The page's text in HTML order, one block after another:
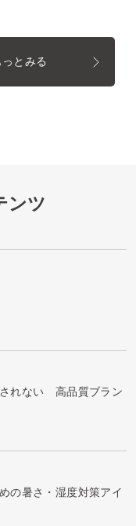
とみる
ンツ
されない 高品質ブラン
の暑さ・湿度対策アイ